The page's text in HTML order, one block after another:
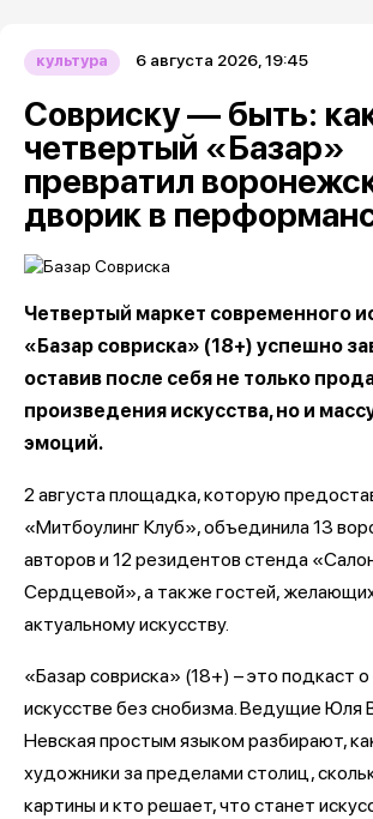
культура 6 августа 2026, 19:45
Совриску — быть:
четвертый «Базар»
превратил
дворик в
Четвертый маркет современного
«Базар совриска» (18+) успешно
оставив после себя не только
произведения искусства, но и
эмоций.
2 августа площадка, которую
«Митбоулинг Клуб», объединила 13
авторов и 12 резидентов стенда
Сердцевой», а также гостей, желающих
актуальному искусству.
«Базар совриска» (18+) – это подкаст
искусстве без снобизма. Ведущие Юля
Невская простым языком разбирают,
художники за пределами столиц,
картины и кто решает, что станет